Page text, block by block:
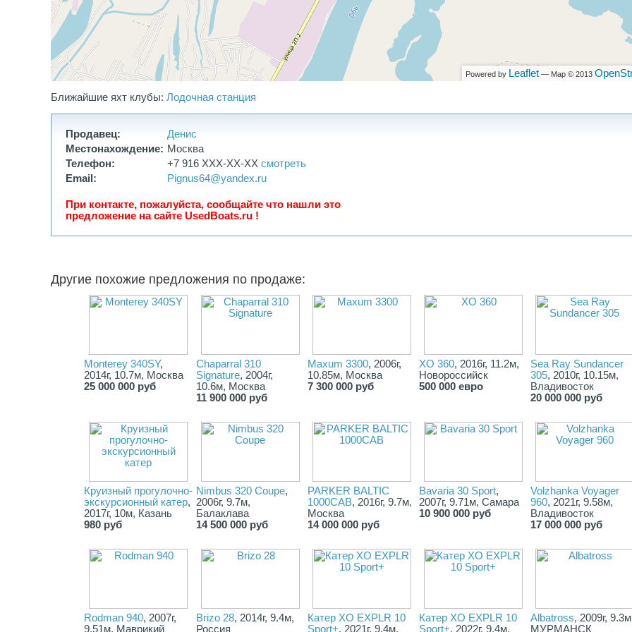
- вместительный кормовой шкаф;
- расширенная потопчина по правому борту для безопасного
прохода на нос.
В комплекте с катером продается зарегистрированный
прицеп Респо V91T2.
Хороший вариант для тех, кто ищет не просто прогулочный
катер, а автономное судно для путешествий, рыбалки и
отдыха с семьей.
Возможен разумный торг при осмотре. Без обмена, только
продажа.
Powered by Leaflet — Map © 2013
Ближайшие яхт клубы: Лодочная станция
Продавец:
Денис
Местонахождение: Москва
Телефон:
+7 916 XXX-XX-XX смотреть
Email:
Pignus64@yandex.ru
При контакте, пожалуйста, сообщайте что нашли это
предложение на сайте UsedBoats.ru !
Другие похожие предложения по продаже:
Monterey 340SY,
2014г, 10.7м, Москва
25 000 000 руб
Chaparral 310
Signature, 2004г,
10.6м, Москва
11 900 000 руб
Maxum 3300, 2006г,
10.85м, Москва
7 300 000 руб
XO 360, 2016г, 11.2м,
Новороссийск
500 000 евро
Sea Ray Sundancer
305, 2010г, 10.15м,
Владивосток
20 000 000 руб
Круизный прогулочно-
экскурсионный катер,
2017г, 10м, Казань
980 руб
Nimbus 320 Coupe,
2006г, 9.7м,
Балаклава
14 500 000 руб
PARKER BALTIC
1000CAB, 2016г, 9.7м,
Москва
14 000 000 руб
Bavaria 30 Sport,
2007г, 9.71м, Самара
10 900 000 руб
Volzhanka Voyager
960, 2021г, 9.58м,
Владивосток
17 000 000 руб
Rodman 940, 2007г,
9.51м, Маврикий
Brizo 28, 2014г, 9.4м,
Россия
Катер XO EXPLR 10
Sport+, 2021г, 9.4м,
Катер XO EXPLR 10
Sport+, 2022г, 9.4м,
Albatross, 2009г,
МУРМАНСК